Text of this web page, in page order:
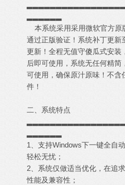
▂▂▂▂▂▂
本系统采用采用微软官方原
通过正版验证！系统补丁更新
更新！全程无值守傻瓜式安装
后即可使用，系统无任何精简
可使用，确保原汁原味！不含
件！
二、系统特点
▂▂▂▂▂▂
1、支持Windows下一键全自
轻松无忧；
2、系统仅做适当优化，在追
性能及兼容性；